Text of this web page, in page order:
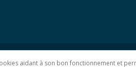
aidant à son bon fonctionnement et